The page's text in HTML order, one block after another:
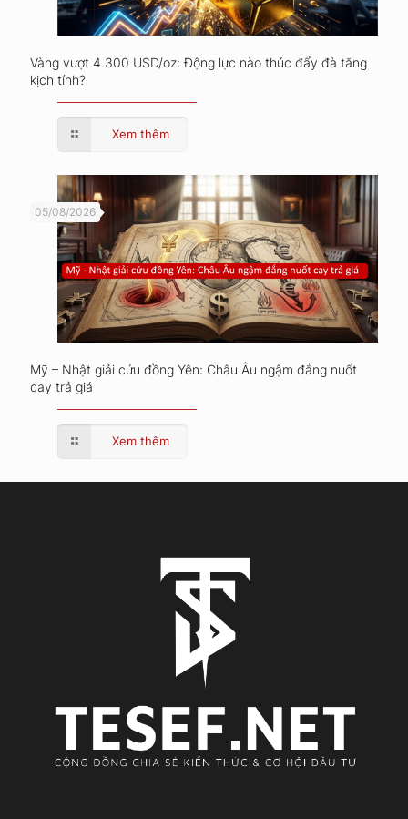
Vàng vượt 4.300 USD/oz: Động lực nào thúc đẩy đà tăng
kịch tính?
Xem thêm
05/08/2026
Mỹ – Nhật giải cứu đồng Yên: Châu Âu ngậm đắng nuốt
cay trả giá
Xem thêm